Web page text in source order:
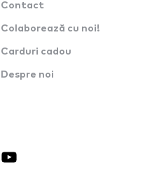
Contact
Colaborează cu noi!
Carduri cadou
Despre noi